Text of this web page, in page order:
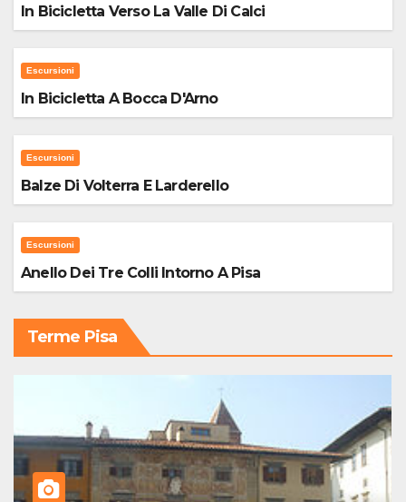
In Bicicletta Verso La Valle Di Calci
Escursioni
In Bicicletta A Bocca D'Arno
Escursioni
Balze Di Volterra E Larderello
Escursioni
Anello Dei Tre Colli Intorno A Pisa
Terme Pisa